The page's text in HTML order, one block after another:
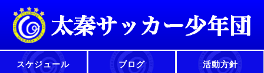
スケジュール ブログ 活動方針